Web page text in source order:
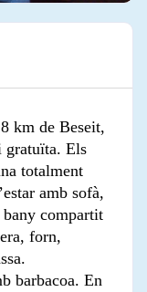
km de Beseit,
Els
totalment
amb sofà,
compartit
forn,
barbacoa. En